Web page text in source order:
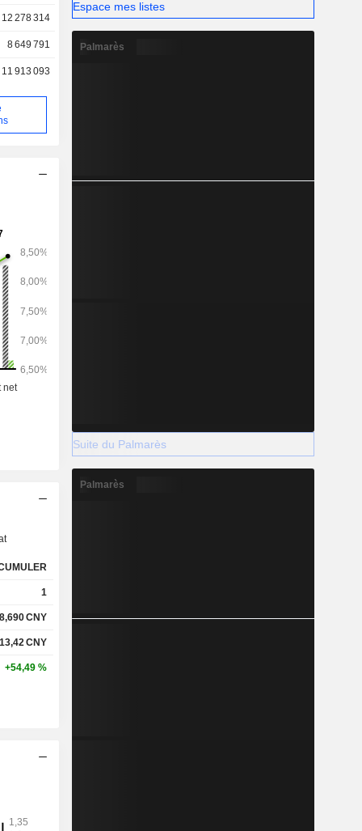
12 278 314
8 649 791
11 913 093
1
8,690CNY
13,42 CNY
+54,49 %
Espace mes listes
Palmarès
Suite du Palmarès
Palmarès